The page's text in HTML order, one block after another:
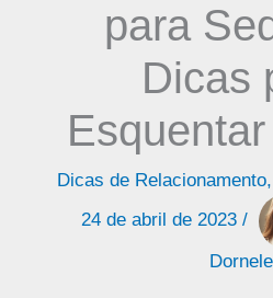
para
Dicas
Dicas de Relacionamento,
24 de abril de 2023 /